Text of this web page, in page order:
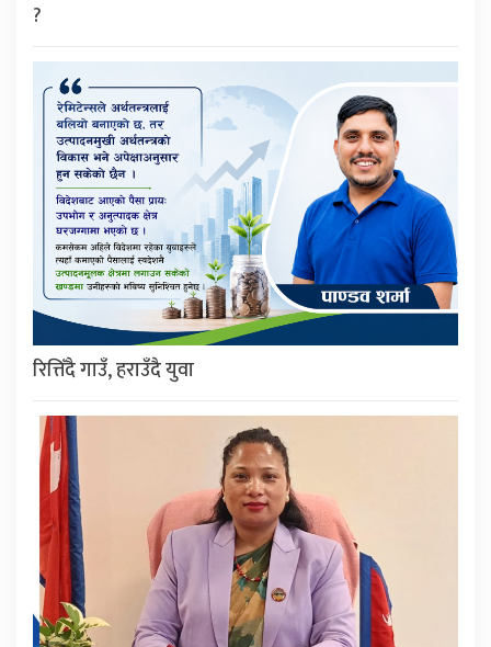
?
रित्तिँदै गाउँ, हराउँदै युवा